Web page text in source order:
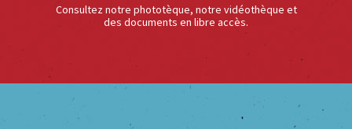
Consultez notre phototèque, notre vidéothèque et
des documents en libre accès.